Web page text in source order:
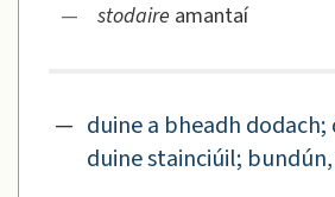
—
stodaire amantaí
— duine a bheadh
duine stainciúil;